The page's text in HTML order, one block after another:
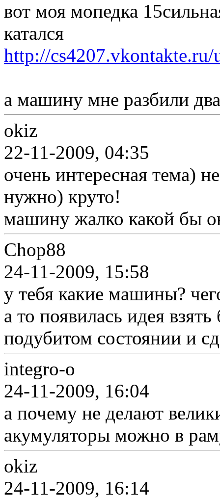
вот моя мопедка
катался
http://
а машину мне разбили
okiz
22-11-2009, 04:35
очень интересная тема)
нужно) круто!
машину жалко какой бы
Chop88
24-11-2009, 15:58
у тебя какие машины?
а то появилась идея
подубитом состоянии и
integro-o
24-11-2009, 16:04
а почему не делают
акумуляторы можно в
okiz
24-11-2009, 16:14